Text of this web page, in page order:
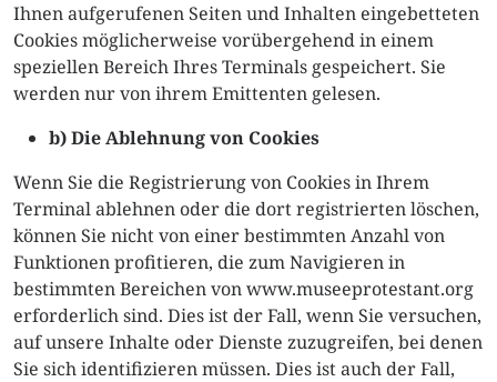
Ihnen aufgerufenen Seiten und Inhalten eingebetteten
Cookies möglicherweise vorübergehend in einem
speziellen Bereich Ihres Terminals gespeichert. Sie
werden nur von ihrem Emittenten gelesen.
b) Die Ablehnung von Cookies
Wenn Sie die Registrierung von Cookies in Ihrem
Terminal ablehnen oder die dort registrierten löschen,
können Sie nicht von einer bestimmten Anzahl von
Funktionen profitieren, die zum Navigieren in
bestimmten Bereichen von www.museeprotestant.org
erforderlich sind. Dies ist der Fall, wenn Sie versuchen,
auf unsere Inhalte oder Dienste zuzugreifen, bei denen
Sie sich identifizieren müssen. Dies ist auch der Fall,